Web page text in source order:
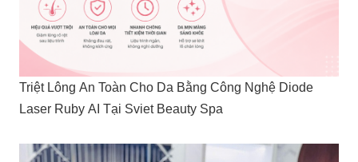
Triệt Lông An Toàn Cho Da Bằng Công Nghệ Diode
Laser Ruby AI Tại Sviet Beauty Spa